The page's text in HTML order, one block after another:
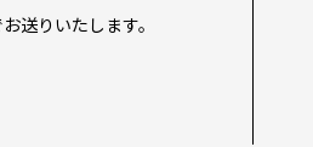
送りいたします。